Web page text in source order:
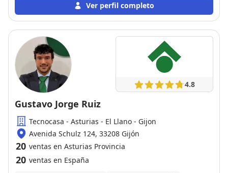
Ver perfil completo
4.8
Gustavo Jorge Ruiz
Tecnocasa - Asturias - El Llano - Gijon
Avenida Schulz 124, 33208 Gijón
20 ventas en Asturias Provincia
20 ventas en España